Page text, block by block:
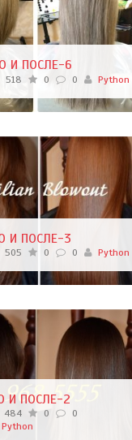
И ПОСЛЕ-6
518 0 0 Python
И ПОСЛЕ-3
505 0 0 Python
И ПОСЛЕ-2
484 0
0
Python